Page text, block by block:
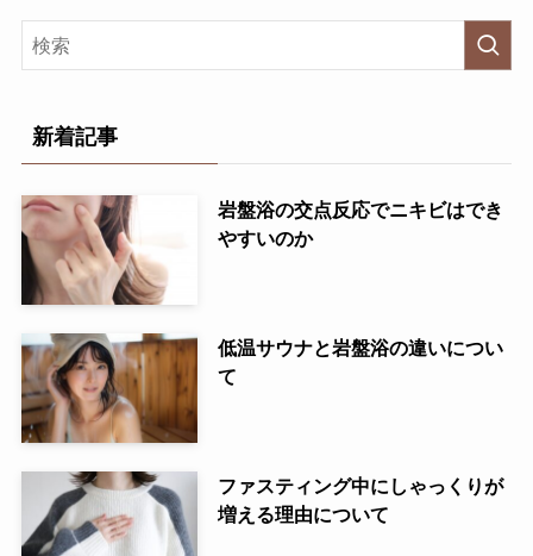
新着記事
岩盤浴の交点反応でニキビはでき
やすいのか
低温サウナと岩盤浴の違いについ
て
ファスティング中にしゃっくりが
増える理由について